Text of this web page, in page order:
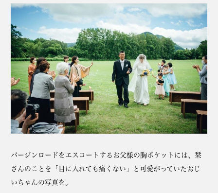
バージンロードをエスコートするお父様の胸ポケットには、栞
さんのことを「目に入れても痛くない」と可愛がっていたおじ
いちゃんの写真を。